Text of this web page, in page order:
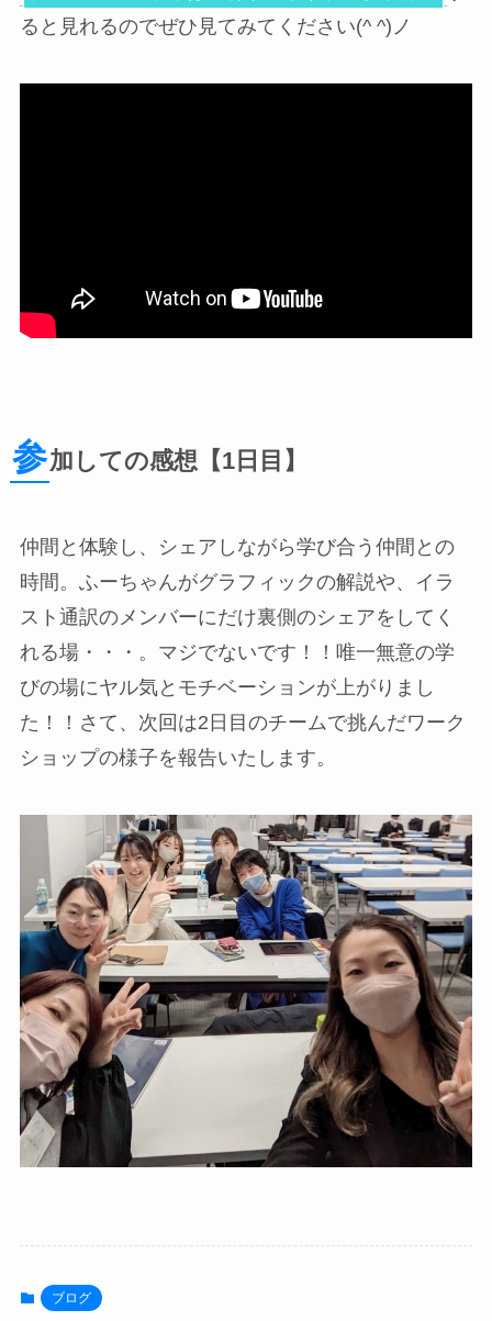
ると見れるのでぜひ見てみてください(^ ^)ノ
参加しての感想【1日目】
仲間と体験し、シェアしながら学び合う仲間との
時間。ふーちゃんがグラフィックの解説や、イラ
スト通訳のメンバーにだけ裏側のシェアをしてく
れる場・・・。マジでないです！！唯一無意の学
びの場にヤル気とモチベーションが上がりまし
た！！さて、次回は2日目のチームで挑んだワーク
ショップの様子を報告いたします。
ブログ